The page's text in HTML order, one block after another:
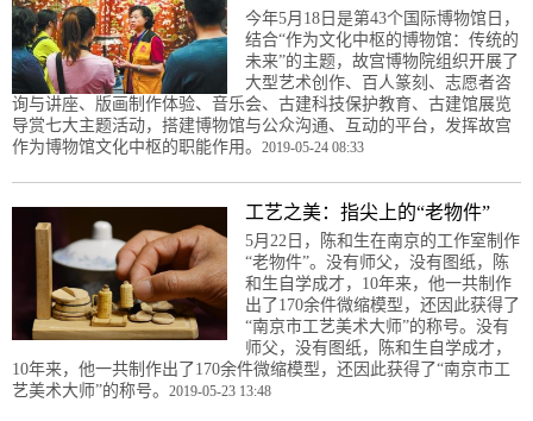
今年5月18日是第43个国际博物馆日，
结合“作为文化中枢的博物馆：传统的
未来”的主题，故宫博物院组织开展了
大型艺术创作、百人篆刻、志愿者咨
询与讲座、版画制作体验、音乐会、古建科技保护教育、古建馆展览
导赏七大主题活动，搭建博物馆与公众沟通、互动的平台，发挥故宫
作为博物馆文化中枢的职能作用。 2019-05-24 08:33
工艺之美：指尖上的“老物件”
5月22日，陈和生在南京的工作室制作
“老物件”。没有师父，没有图纸，陈
和生自学成才，10年来，他一共制作
出了170余件微缩模型，还因此获得了
“南京市工艺美术大师”的称号。没有
师父，没有图纸，陈和生自学成才，
10年来，他一共制作出了170余件微缩模型，还因此获得了“南京市工
艺美术大师”的称号。 2019-05-23 13:48